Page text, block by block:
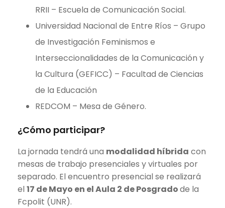
RRII – Escuela de Comunicación Social.
Universidad Nacional de Entre Ríos – Grupo
de Investigación Feminismos e
Interseccionalidades de la Comunicación y
la Cultura (GEFICC) – Facultad de Ciencias
de la Educación
REDCOM – Mesa de Género.
¿Cómo participar?
La jornada tendrá una modalidad híbrida con
mesas de trabajo presenciales y virtuales por
separado. El encuentro presencial se realizará
el 17 de Mayo en el Aula 2 de Posgradode la
Fcpolit (UNR).